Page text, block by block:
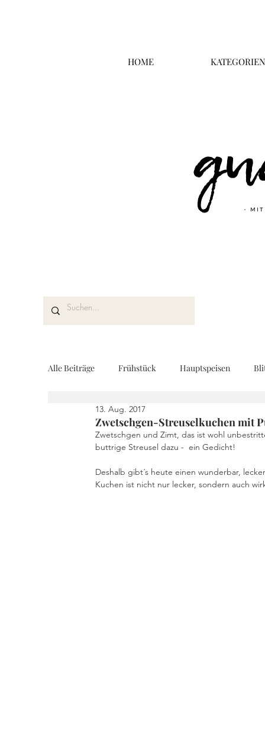
HOME KATEGORIEN
Alle Beiträge Frühstück Hauptspeisen
Kuchen und Desserts
Zwetschgen-Streuselkuchen mit
13. Aug. 2017
Zwetschgen und Zimt, das ist wohl
buttrige Streusel dazu -  ein Gedicht!
Deshalb gibt´s heute einen wunderbar,
Kuchen ist nicht nur lecker, sondern auch